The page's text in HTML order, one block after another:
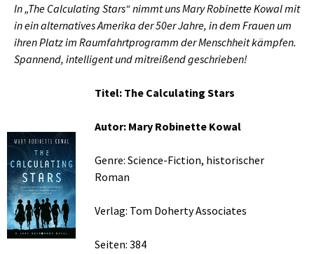
In „The Calculating Stars“ nimmt uns Mary Robinette Kowal mit
in ein alternatives Amerika der 50er Jahre, in dem Frauen um
ihren Platz im Raumfahrtprogramm der Menschheit kämpfen.
Spannend, intelligent und mitreißend geschrieben!
Titel: The Calculating Stars
Autor: Mary Robinette Kowal
Genre: Science-Fiction, historischer
Roman
Verlag: Tom Doherty Associates
Seiten: 384